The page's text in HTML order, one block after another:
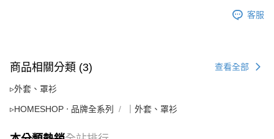
客服
商品相關分類 (3) 查看全部
▹外套、罩衫
▹HOMESHOP ‧ 品牌全系列 ｜外套、罩衫